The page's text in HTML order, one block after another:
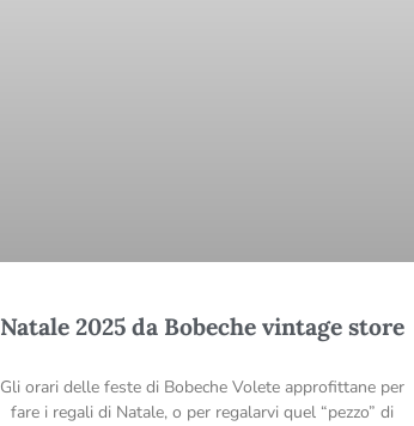
Natale 2025 da Bobeche vintage store
Gli orari delle feste di Bobeche Volete approfittane per
fare i regali di Natale, o per regalarvi quel “pezzo” di